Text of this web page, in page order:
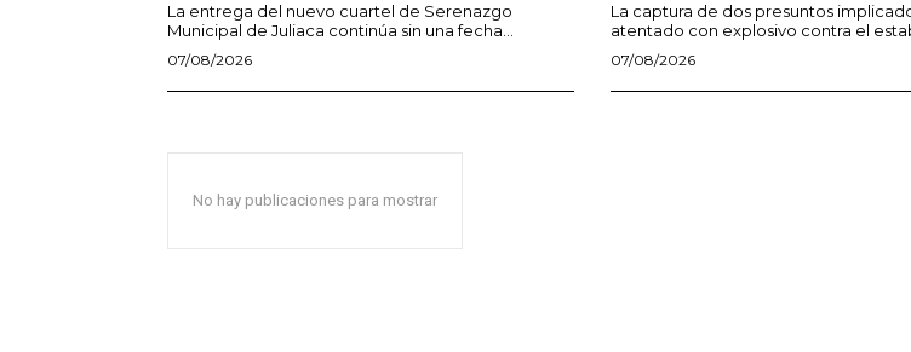
La entrega del nuevo cuartel de Serenazgo
Municipal de Juliaca continúa sin una fecha...
07/08/2026
La captura de dos presuntos
atentado con explosivo contra el
07/08/2026
No hay publicaciones para mostrar